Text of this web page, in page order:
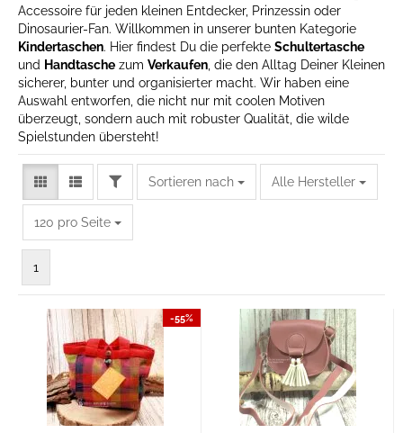
Accessoire für jeden kleinen Entdecker, Prinzessin oder
Dinosaurier-Fan. Willkommen in unserer bunten Kategorie
Kindertaschen. Hier findest Du die perfekte Schultertasche
und Handtasche zum Verkaufen , die den Alltag Deiner Kleinen
sicherer, bunter und organisierter macht. Wir haben eine
Auswahl entworfen, die nicht nur mit coolen Motiven
überzeugt, sondern auch mit robuster Qualität, die wilde
Spielstunden übersteht!
FILTERSortieren nach
Sortieren nach Alle Hersteller
120 pro Seite
pro Seite
1
-55%